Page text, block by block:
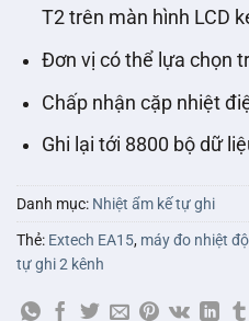
T2 trên màn hình LCD
Đơn vị có thể lựa chọn
Chấp nhận cặp nhiệt
Ghi lại tới 8800 bộ dữ
Danh mục: Nhiệt ẩm kế tự ghi
Thẻ: Extech EA15, máy đo nhiệt
tự ghi 2 kênh